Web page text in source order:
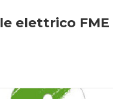
elettrico